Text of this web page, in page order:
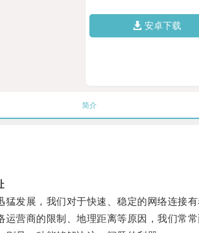
安卓下载
简介
发展，我们对于快速、稳定的网络连接有
营商的限制、地理距离等原因，我们常常